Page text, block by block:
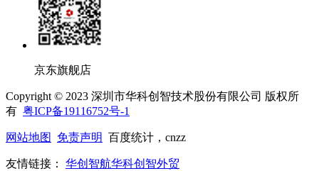
京东旗舰店
Copyright © 2023 深圳市华科创智技术股份有限公司 版权所
有 粤ICP备19116752号-1
网站地图 免责声明 百度统计，cnzz
友情链接： 华创智航华科创智外贸